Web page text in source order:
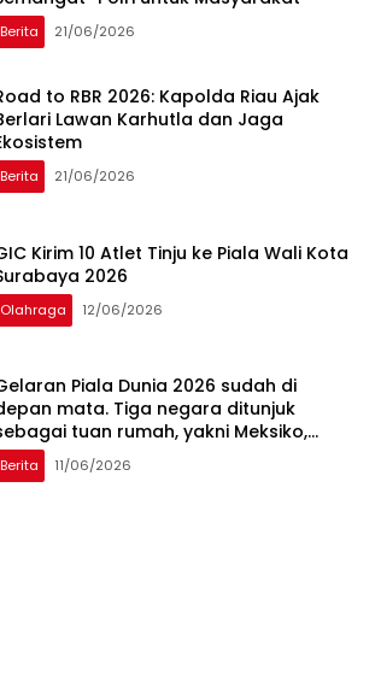
Berita 21/06/2026
to RBR 2026: Kapolda Riau Ajak
Lawan Karhutla dan Jaga
Berita 21/06/2026
Kirim 10 Atlet Tinju ke Piala Wali Kota
2026
Olahraga 12/06/2026
Piala Dunia 2026 sudah di
mata. Tiga negara ditunjuk
tuan rumah, yakni Meksiko,
Serikat, dan Kanada.
Piala Dunia digelar Jumat
Berita 11/06/2026